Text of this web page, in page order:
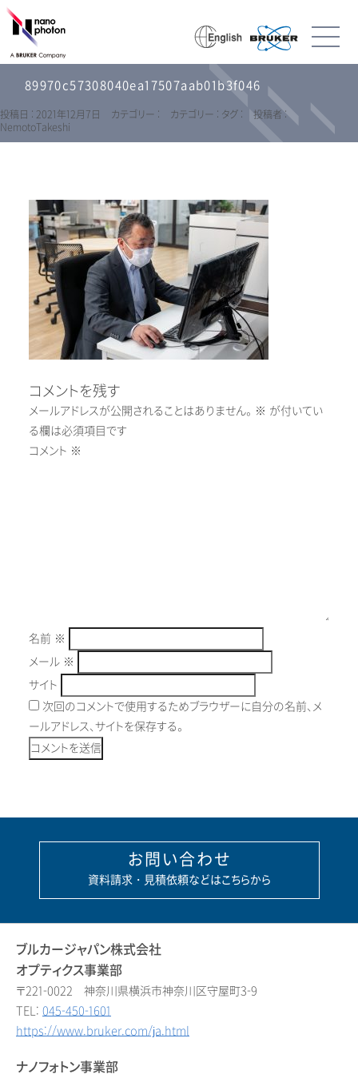
89970c57308040ea17507aab01b3f046
投稿日 : 2021年12月7日 カテゴリー : カテゴリー : タグ :
投稿者 :
NemotoTakeshi
コメントを残す
メールアドレスが公開されることはありません。 ※ が付いてい
る欄は必須項目です
コメント ※
名前 ※
メール ※
サイト
次回のコメントで使用するためブラウザーに自分の名前、メ
ールアドレス、サイトを保存する。
お問い合わせ
資料請求・見積依頼などはこちらから
ブルカージャパン株式会社
オプティクス事業部
〒221-0022 神奈川県横浜市神奈川区守屋町3-9
TEL: 045-450-1601
https://www.bruker.com/ja.html
ナノフォトン事業部